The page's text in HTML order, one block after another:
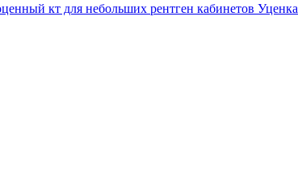
кт для небольших рентген кабинетов Уценка